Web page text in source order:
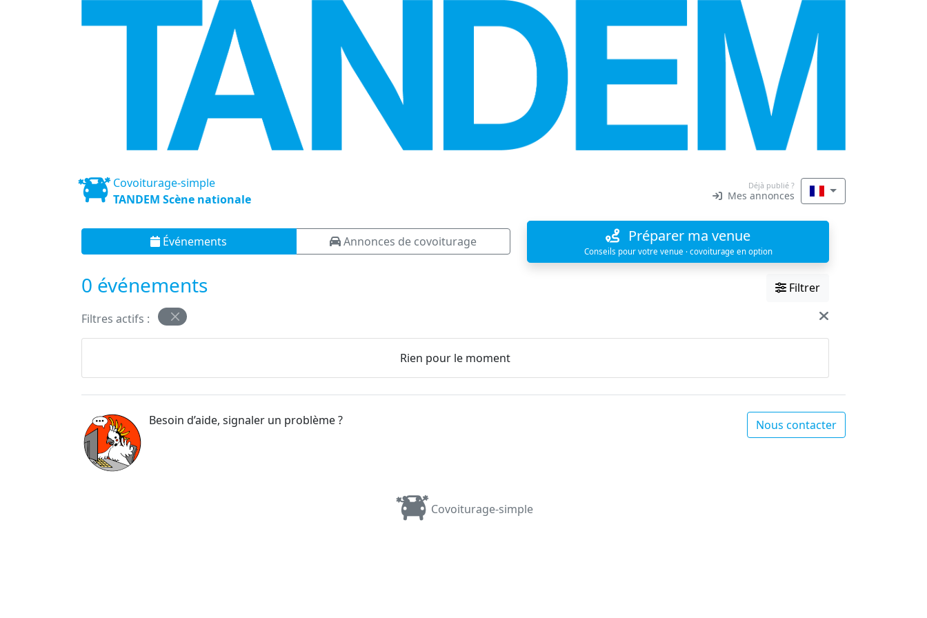
Covoiturage-simple
TANDEM Scène nationale
Déjà publié ?
Mes annonces
Événements Annonces de covoiturage Préparer ma venue
Conseils pour votre venue · covoiturage en option
0 événements Filtrer
Filtres actifs :
Rien pour le moment
Besoin d’aide, signaler un problème ? Nous contacter
Covoiturage-simple